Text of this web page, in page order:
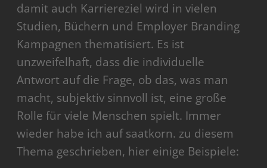
damit auch Karriereziel wird in vielen
Studien, Büchern und Employer Branding
Kampagnen thematisiert. Es ist
unzweifelhaft, dass die individuelle
Antwort auf die Frage, ob das, was man
macht, subjektiv sinnvoll ist, eine große
Rolle für viele Menschen spielt. Immer
wieder habe ich auf saatkorn. zu diesem
Thema geschrieben, hier einige Beispiele: